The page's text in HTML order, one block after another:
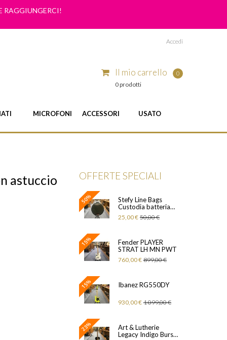
RAGGIUNGERCI!
Accedi
Il mio carrello
0
0 prodotti
MICROFONI ACCESSORI USATO
astuccio OFFERTE SPECIALI
50%
Stefy Line Bags
Custodia batteria
BM13X13 TOM
25,00 € 50,00 €
15%
Fender PLAYER
STRAT LH MN PWT
760,00 € 899,00 €
15% Ibanez RG550DY
930,00 € 1 099,00 €
23%
Art & Lutherie
Legacy Indigo Burst